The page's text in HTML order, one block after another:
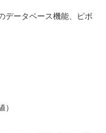
データベース機能、ピボ